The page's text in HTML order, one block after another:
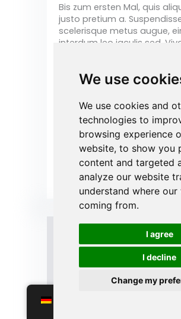
We use
We use cookies and
technologies to
browsing experience
website, to show you
content and targeted
analyze our website
understand where
coming from.
I agree
I decline
Change my
Bis zum ersten Mal, quis
justo pretium a.
scelerisque metus augue,
interdum leo iaculis sed.
Bis zum ersten Mal, quis
justo pretium a.
scelerisque metus augue,
interdum leo iaculis sed.
sitzt amet nunc odio.
Jetzt Anfrage senden